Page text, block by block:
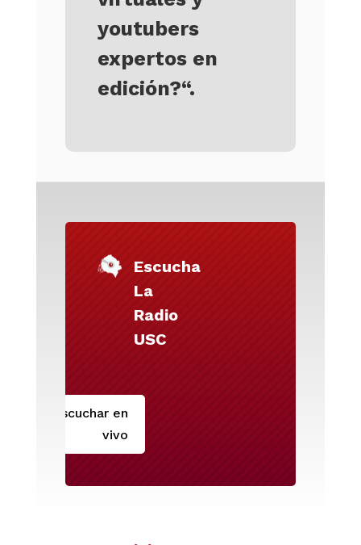
youtubers
expertos en
edición?“.
Escucha
La
Radio
USC
Escuchar en
vivo